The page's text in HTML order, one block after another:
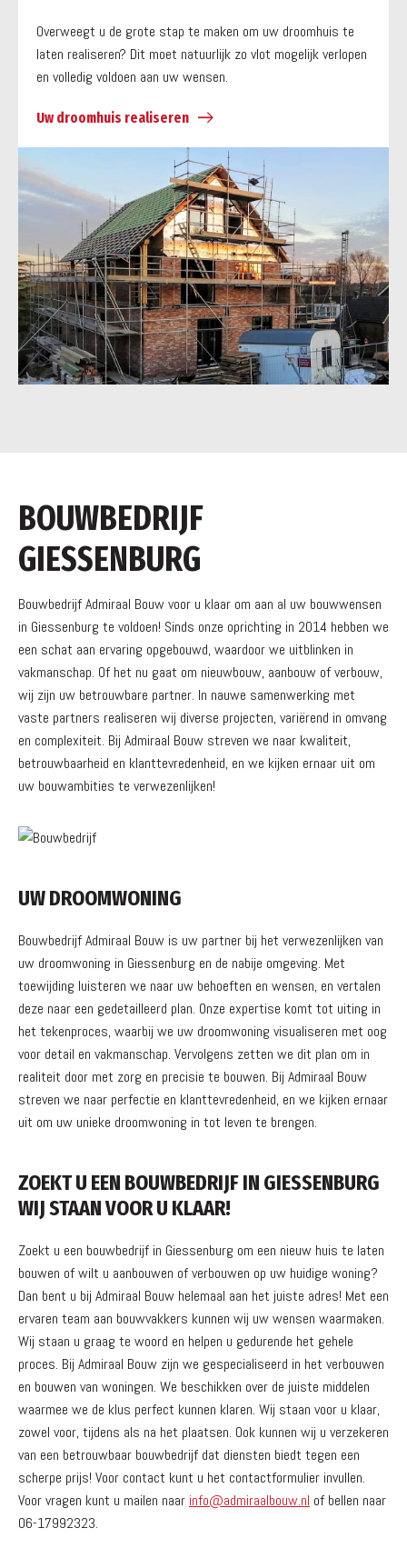
Overweegt u de grote stap te maken om uw droomhuis te
laten realiseren? Dit moet natuurlijk zo vlot mogelijk verlopen
en volledig voldoen aan uw wensen.
Uw droomhuis realiseren
BOUWBEDRIJF
GIESSENBURG
Bouwbedrijf Admiraal Bouw voor u klaar om aan al uw bouwwensen
in Giessenburg te voldoen! Sinds onze oprichting in 2014 hebben we
een schat aan ervaring opgebouwd, waardoor we uitblinken in
vakmanschap. Of het nu gaat om nieuwbouw, aanbouw of verbouw,
wij zijn uw betrouwbare partner. In nauwe samenwerking met
vaste partners realiseren wij diverse projecten, variërend in omvang
en complexiteit. Bij Admiraal Bouw streven we naar kwaliteit,
betrouwbaarheid en klanttevredenheid, en we kijken ernaar uit om
uw bouwambities te verwezenlijken!
UW DROOMWONING
Bouwbedrijf Admiraal Bouw is uw partner bij het verwezenlijken van
uw droomwoning in Giessenburg en de nabije omgeving. Met
toewijding luisteren we naar uw behoeften en wensen, en vertalen
deze naar een gedetailleerd plan. Onze expertise komt tot uiting in
het tekenproces, waarbij we uw droomwoning visualiseren met oog
voor detail en vakmanschap. Vervolgens zetten we dit plan om in
realiteit door met zorg en precisie te bouwen. Bij Admiraal Bouw
streven we naar perfectie en klanttevredenheid, en we kijken ernaar
uit om uw unieke droomwoning in tot leven te brengen.
ZOEKT U EEN BOUWBEDRIJF IN GIESSENBURG
WIJ STAAN VOOR U KLAAR!
Zoekt u een bouwbedrijf in Giessenburg om een nieuw huis te laten
bouwen of wilt u aanbouwen of verbouwen op uw huidige woning?
Dan bent u bij Admiraal Bouw helemaal aan het juiste adres! Met een
ervaren team aan bouwvakkers kunnen wij uw wensen waarmaken.
Wij staan u graag te woord en helpen u gedurende het gehele
proces. Bij Admiraal Bouw zijn we gespecialiseerd in het verbouwen
en bouwen van woningen. We beschikken over de juiste middelen
waarmee we de klus perfect kunnen klaren. Wij staan voor u klaar,
zowel voor, tijdens als na het plaatsen. Ook kunnen wij u verzekeren
van een betrouwbaar bouwbedrijf dat diensten biedt tegen een
scherpe prijs! Voor contact kunt u het contactformulier invullen.
Voor vragen kunt u mailen naar info@admiraalbouw.nl of bellen naar
06-17992323.